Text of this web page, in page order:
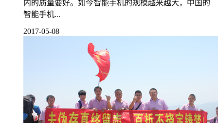
内的质量要好。如今智能手机的规模越来越大，中国的
智能手机...
2017-05-08